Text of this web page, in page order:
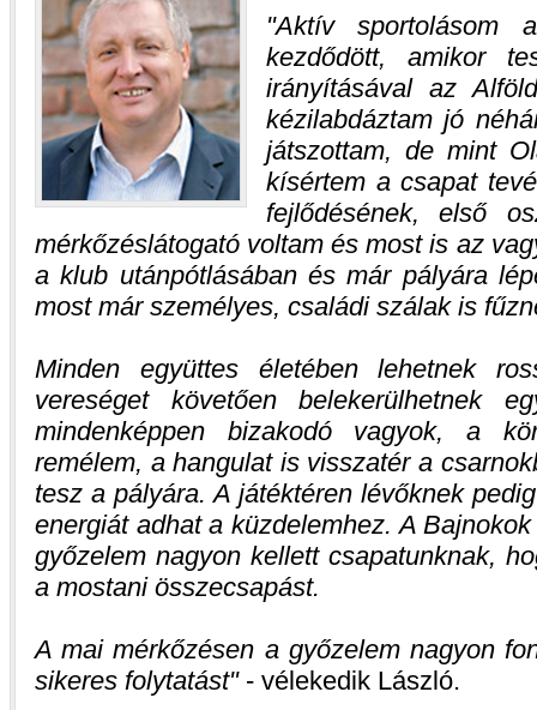
Aktív sportolásom
kezdődött, amikor
irányításával az
kézilabdáztam jó
játszottam, de mint
kísértem a csapat
fejlődésének, első
mérkőzéslátogató voltam és most is az
a klub utánpótlásában és már pályára
most már személyes, családi szálak is
Minden együttes életében lehetnek
vereséget követően belekerülhetnek
mindenképpen bizakodó vagyok, a
remélem, a hangulat is visszatér a
tesz a pályára. A játéktéren lévőknek
energiát adhat a küzdelemhez. A
győzelem nagyon kellett csapatunknak,
a mostani összecsapást.
A mai mérkőzésen a győzelem nagyon
sikeres folytatást - vélekedik László.